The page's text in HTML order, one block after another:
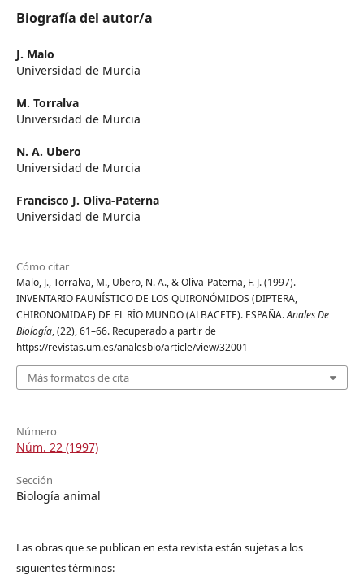
Biografía del autor/a
J. Malo
Universidad de Murcia
M. Torralva
Universidad de Murcia
N. A. Ubero
Universidad de Murcia
Francisco J. Oliva-Paterna
Universidad de Murcia
Cómo citar
Malo, J., Torralva, M., Ubero, N. A., & Oliva-Paterna, F. J. (1997).
INVENTARIO FAUNÍSTICO DE LOS QUIRONÓMIDOS (DIPTERA,
CHIRONOMIDAE) DE EL RÍO MUNDO (ALBACETE). ESPAÑA.Anales De
Biología, (22), 61–66. Recuperado a partir de
https://revistas.um.es/analesbio/article/view/32001
Más formatos de cita
Número
Núm. 22 (1997)
Sección
Biología animal
Las obras que se publican en esta revista están sujetas a los
siguientes términos: